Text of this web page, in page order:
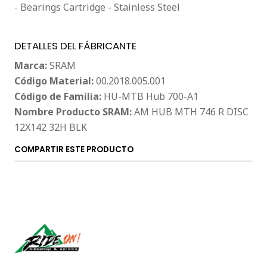
- Bearings Cartridge - Stainless Steel
DETALLES DEL FÁBRICANTE
Marca:SRAM
Código Material:00.2018.005.001
Código de Familia: HU-MTB Hub 700-A1
Nombre Producto SRAM:AM HUB MTH 746 R DISC
12X142 32H BLK
COMPARTIR ESTE PRODUCTO